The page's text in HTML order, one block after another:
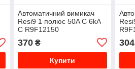
Автоматичний вимикач
Resi9 1 полюс 50A C 6kA
C R9F12150
370₴
Купити
304